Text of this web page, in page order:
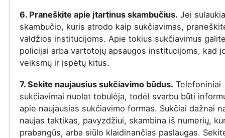
6. Praneškite apie įtartinus skambučius. Jei
skambučio, kuris atrodo kaip sukčiavimas,
valdžios institucijoms. Apie tokius sukčiavimus
policijai arba vartotojų apsaugos institucijoms, kad
veiksmų ir įspėtų kitus.
7. Sekite naujausius sukčiavimo būdus. Telefoniniai
sukčiavimai nuolat tobulėja, todėl svarbu būti
apie naujausias sukčiavimo formas. Sukčiai dažnai
naujas taktikas, pavyzdžiui, skambina iš numerių,
prabangūs, arba siūlo klaidinančias paslaugas.